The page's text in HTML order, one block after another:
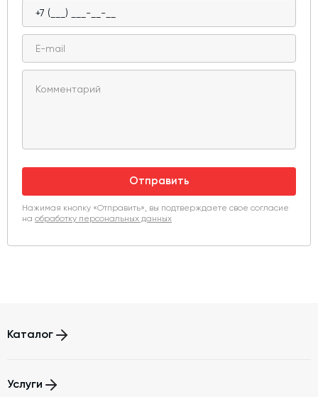
Отправить
Нажимая кнопку «Отправить», вы подтверждаете свое согласие
на обработку персональных данных
Каталог
Бетоносмесители
Услуги